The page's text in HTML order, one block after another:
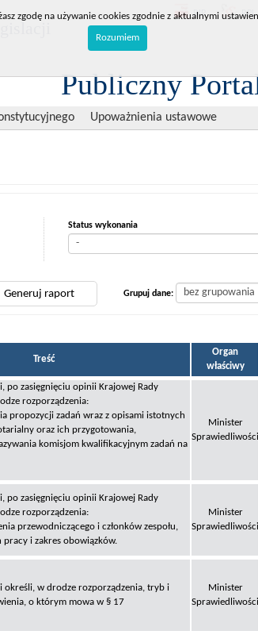
BIP RPL
Publiczny
Upoważnienia ustawowe
Status wykonania
Grupuj dane:
Treść
Organ
właściwy
po zasięgnięciu opinii Krajowej Rady
rozporządzenia:
propozycji zadań wraz z opisami istotnych
oraz ich przygotowania,
komisjom kwalifikacyjnym zadań na
Minister
Sprawiedliwości
po zasięgnięciu opinii Krajowej Rady
rozporządzenia:
przewodniczącego i członków zespołu,
pracy i zakres obowiązków.
Minister
Sprawiedliwości
określi, w drodze rozporządzenia, tryb i
o którym mowa w § 17
Minister
Sprawiedliwości
zgodę na używanie cookies zgodnie z aktualnymi
Rozumiem